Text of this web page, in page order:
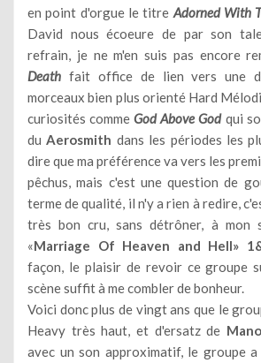
en point d'orgue le titre Adorned With
David nous écoeure de par son
refrain, je ne m'en suis pas encore
Death fait office de lien vers une
morceaux bien plus orienté Hard
curiosités commeGod Above Godqui
duAerosmith dans les périodes les
dire que ma préférence va vers les
pêchus, mais c'est une question de
terme de qualité, il n'y a rien à redire,
très bon cru, sans détrôner, à mon
«Marriage Of Heaven and Hell»
façon, le plaisir de revoir ce groupe
scène suffit à me combler de bonheur.
Voici donc plus de vingt ans que le
Heavy très haut, et d'ersatz de
avec un son approximatif, le groupe